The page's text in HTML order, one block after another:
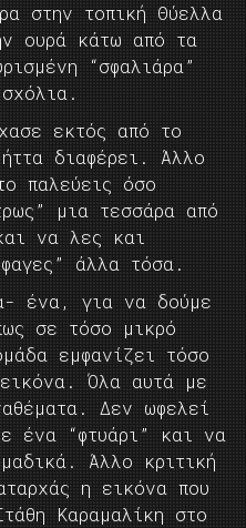
στην τοπική Θύελλα
ουρά κάτω από τα
“σφαλιάρα”
εκτός από το
διαφέρει. Άλλο
παλεύεις όσο
μια τεσσάρα από
να λες και
άλλα τόσα.
ένα, για να δούμε
σε τόσο μικρό
εμφανίζει τόσο
Όλα αυτά με
Δεν ωφελεί
ένα “φτυάρι” και να
Άλλο κριτική
η εικόνα που
Καραμαλίκη στο